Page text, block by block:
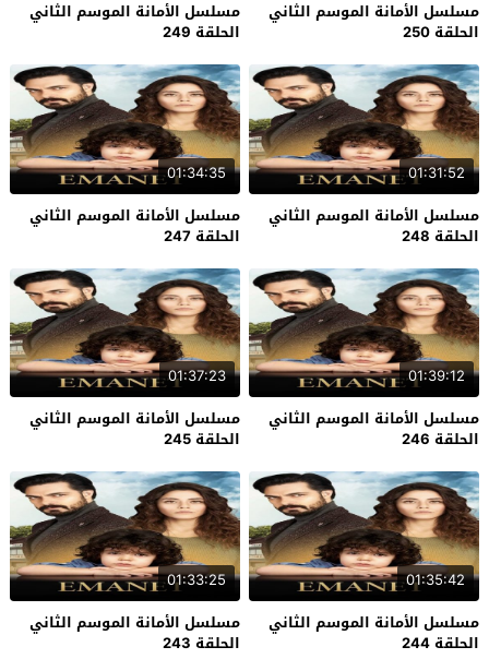
مسلسل الأمانة الموسم الثاني
الحلقة 250
مسلسل الأمانة الموسم الثاني
الحلقة 249
01:31:52
مسلسل الأمانة الموسم الثاني
الحلقة 248
01:34:35
مسلسل الأمانة الموسم الثاني
الحلقة 247
01:39:12
مسلسل الأمانة الموسم الثاني
الحلقة 246
01:37:23
مسلسل الأمانة الموسم الثاني
الحلقة 245
01:35:42
مسلسل الأمانة الموسم الثاني
الحلقة 244
01:33:25
مسلسل الأمانة الموسم الثاني
الحلقة 243